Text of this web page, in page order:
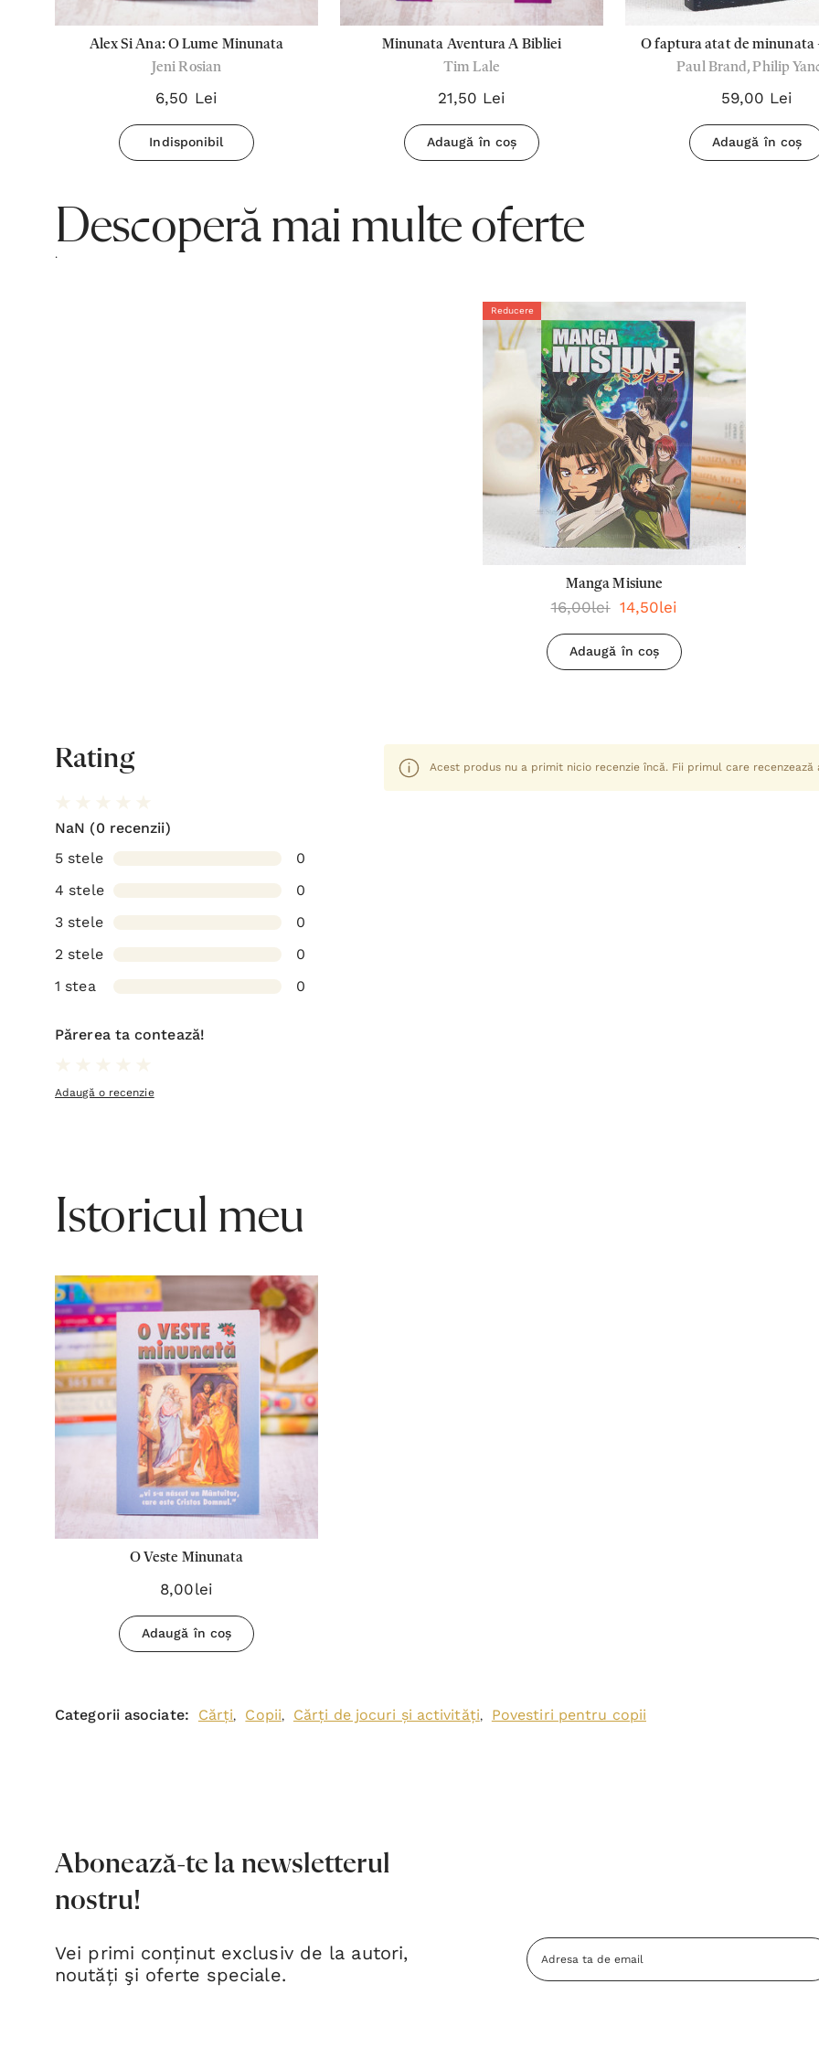
Alex Si Ana: O Lume Minunata
Jeni Rosian
6,50 Lei
Indisponibil
Minunata Aventura A Bibliei
Tim Lale
21,50 Lei
Adaugă în coș
O faptura atat de minunata
Brand & Philip
Paul Brand, Philip
59,00 Lei
Adaugă în coș
Descoperă mai multe oferte
.
Reducere
Manga Misiune
16,00lei 14,50lei
Adaugă în coș
Rating
NaN (0 recenzii)
5 stele
0
4 stele
0
3 stele
0
2 stele
0
1 stea
0
Părerea ta contează!
Adaugă o recenzie
Acest produs nu a primit nicio recenzie încă. Fii primul care recenzează
Istoricul meu
O Veste Minunata
8,00lei
Adaugă în coș
Categorii asociate: Cărți, Copii, Cărți de jocuri și activități, Povestiri pentru copii
Abonează-te la newsletterul
nostru!
Vei primi conținut exclusiv de la autori,
noutăți şi oferte speciale.
Adresa
Email